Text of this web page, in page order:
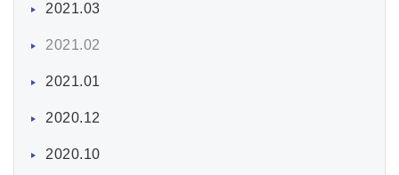
2021.03
2021.02
2021.01
2020.12
2020.10